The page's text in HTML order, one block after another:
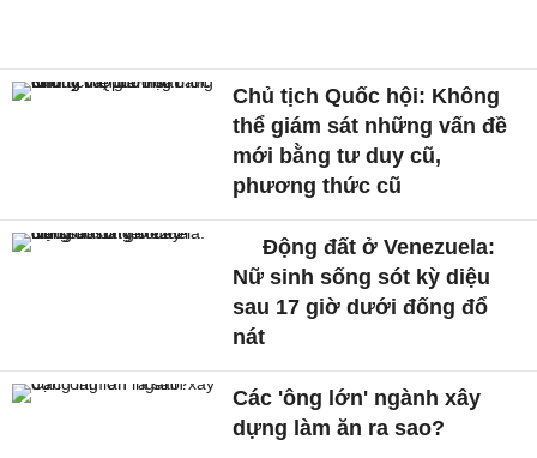
Chủ tịch Quốc hội: Không
thể giám sát những vấn đề
mới bằng tư duy cũ,
phương thức cũ
Động đất ở Venezuela:
Nữ sinh sống sót kỳ diệu
sau 17 giờ dưới đống đổ
nát
Các 'ông lớn' ngành xây
dựng làm ăn ra sao?